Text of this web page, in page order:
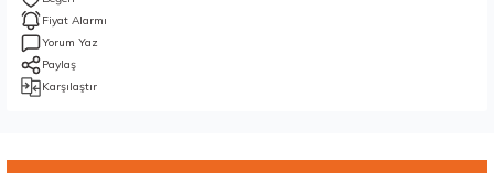
Fiyat Alarmı
Yorum Yaz
Paylaş
Karşılaştır